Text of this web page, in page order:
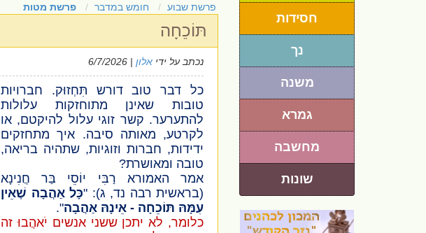
חסידות
נך
משנה
גמרא
מחשבה
שונות
פרשת שבוע חומש במדבר פרשת מטות
תּוֹכֵחָה
נכתב על ידי אלון | 6/7/2026
כל דבר טוב דורש תִּחְזוּק. חברויות
טובות שאינן מתוחזקות עלולות
להתערער. קשר זוגי עלול להיקטם, או
לקרטע, מאותה סיבה. איך מתחזקים
ידידות, חברות וזוגיות, שתהיה בריאה,
טובה ומאושרת?
אמר האמורא רַבִּי יוֹסֵי בַּר חֲנִינָא
(בראשית רבה נד, ג): "כָּל אַהֲבָה שֶׁאֵין
עִמָּהּ תּוֹכֵחָה - אֵינָהּ אַהֲבָה"
.
כלומר, לא יתכן ששני אנשים יֹאהֲבוּזה